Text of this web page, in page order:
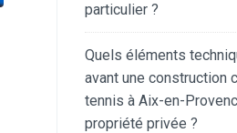
particulier ?
Quels éléments
avant une construction
tennis à Aix-en-
propriété privée ?